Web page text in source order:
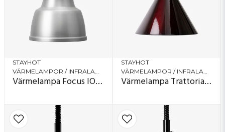
STAYHOT
Värmelampa Focus IO Fast
STAYHOT
Värmelampa Trattoria 1250